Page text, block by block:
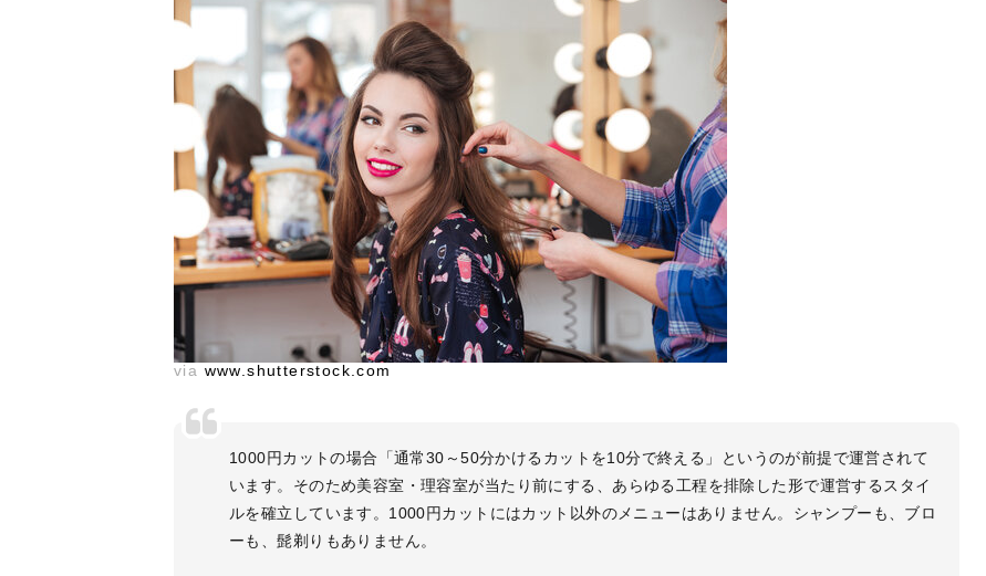
via www.shutterstock.com
1000円カットの場合「通常30～50分かけるカットを10分で終える」というのが前提で運営されて
います。そのため美容室・理容室が当たり前にする、あらゆる工程を排除した形で運営するスタイ
ルを確立しています。1000円カットにはカット以外のメニューはありません。シャンプーも、ブロ
ーも、髭剃りもありません。